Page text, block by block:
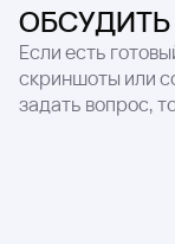
Если есть
скриншоты или
задать вопрос,